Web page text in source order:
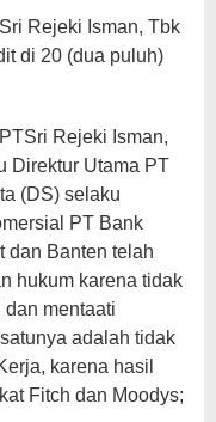
Rejeki Isman, Tbk
di 20 (dua puluh)
Rejeki Isman,
Direktur Utama PT
(DS) selaku
PT Bank
dan Banten telah
hukum karena tidak
mentaati
adalah tidak
karena hasil
Fitch dan Moodys;